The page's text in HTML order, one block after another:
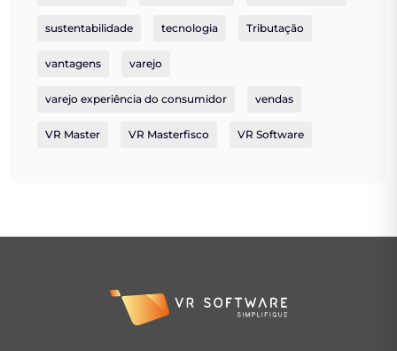
sustentabilidade tecnologia Tributação
vantagens varejo
varejo experiência do consumidor vendas
VR Master VR Masterfisco VR Software